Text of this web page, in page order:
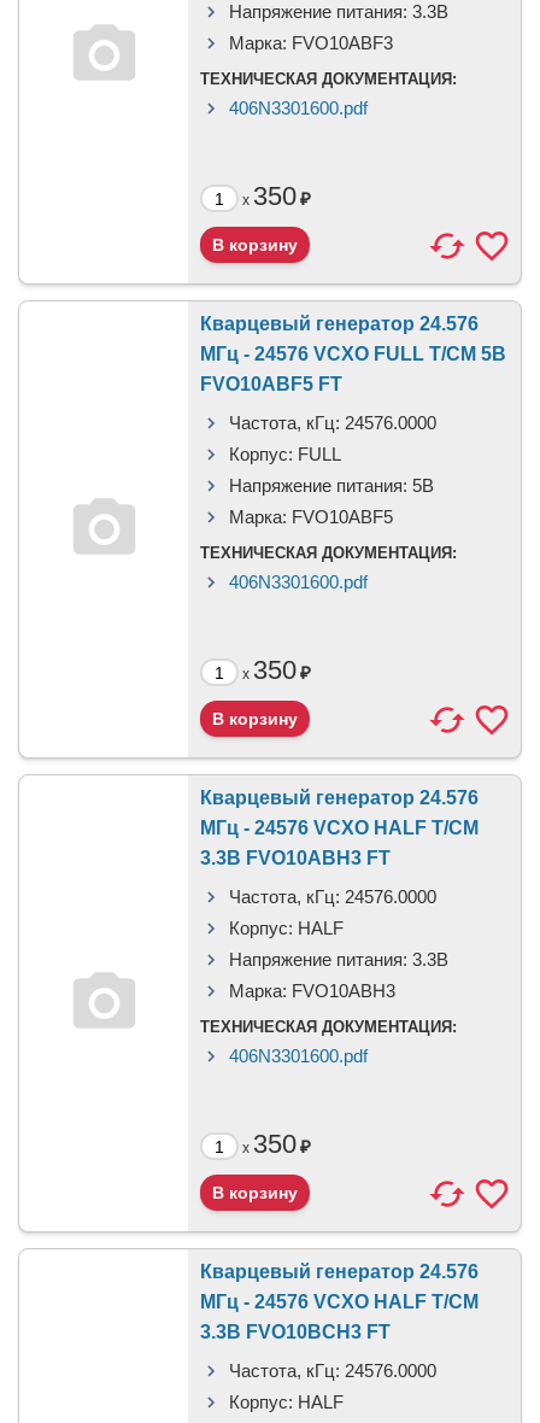
Напряжение питания: 3.3В
Марка: FVO10ABF3
ТЕХНИЧЕСКАЯ ДОКУМЕНТАЦИЯ:
406N3301600.pdf
x 350₽
Кварцевый генератор 24.576
МГц - 24576 VCXO FULL T/CM 5В
FVO10ABF5 FT
Частота, кГц: 24576.0000
Корпус: FULL
Напряжение питания: 5В
Марка: FVO10ABF5
ТЕХНИЧЕСКАЯ ДОКУМЕНТАЦИЯ:
406N3301600.pdf
x 350₽
Кварцевый генератор 24.576
МГц - 24576 VCXO HALF T/CM
3.3В FVO10ABH3 FT
Частота, кГц: 24576.0000
Корпус: HALF
Напряжение питания: 3.3В
Марка: FVO10ABH3
ТЕХНИЧЕСКАЯ ДОКУМЕНТАЦИЯ:
406N3301600.pdf
x 350₽
Кварцевый генератор 24.576
МГц - 24576 VCXO HALF T/CM
3.3В FVO10BCH3 FT
Частота, кГц: 24576.0000
Корпус: HALF